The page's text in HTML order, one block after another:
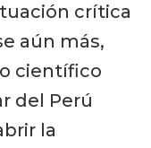
crítica
aún más,
científico
del Perú
la